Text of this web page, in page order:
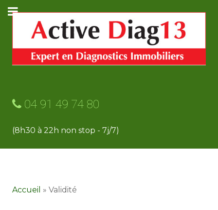
04 91 49 74 80
(8h30 à 22h non stop - 7j/7)
Accueil » Validité